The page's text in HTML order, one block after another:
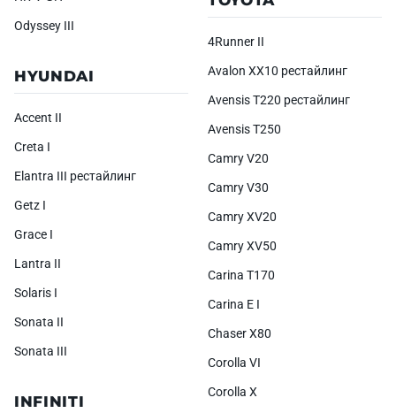
Odyssey III
HYUNDAI
Accent II
Creta I
Elantra III рестайлинг
Getz I
Grace I
Lantra II
Solaris I
Sonata II
Sonata III
INFINITI
4Runner II
Avalon XX10 рестайлинг
Avensis T220 рестайлинг
Avensis T250
Camry V20
Camry V30
Camry XV20
Camry XV50
Carina T170
Carina E I
Chaser X80
Corolla VI
Corolla X